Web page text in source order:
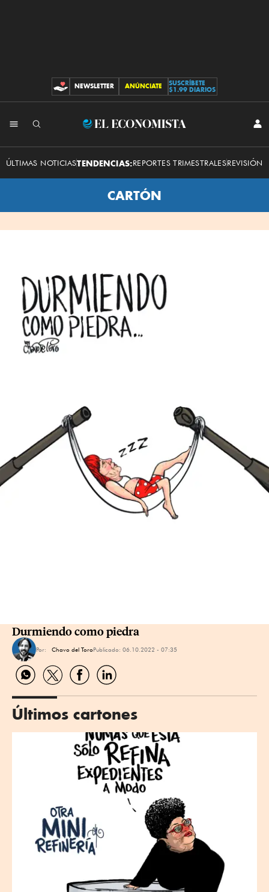
CONTRIBUCIONES
NEWSLETTER ANÚNCIATE
SUSCRÍBETE
$1.99 DIARIOS
El
ÚLTIMAS NOTICIASTENDENCIAS:REPORTES TRIMESTRALESREVISIÓN
CARTÓN
Durmiendo como piedra
Por: Chavo del ToroPublicado: 06.10.2022 - 07:35
Compartir
WhatsApp
Compartir
Twitter
CompartirCompartir
Últimos cartones